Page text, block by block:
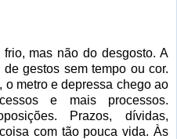
mas não do desgosto. A
gestos sem tempo ou cor.
metro e depressa chego ao
e mais processos.
Prazos, dívidas,
com tão pouca vida. Às